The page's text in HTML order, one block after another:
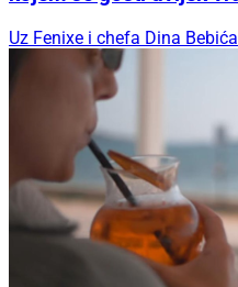
Uz Fenixe i chefa Dina Bebića